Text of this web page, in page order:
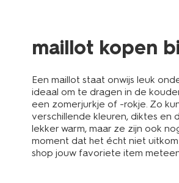
maillot kopen
Een maillot staat onwijs leuk
ideaal om te dragen in de
een zomerjurkje of -rokje. Zo
verschillende kleuren, diktes en
lekker warm, maar ze zijn ook
moment dat het écht niet
shop jouw favoriete item